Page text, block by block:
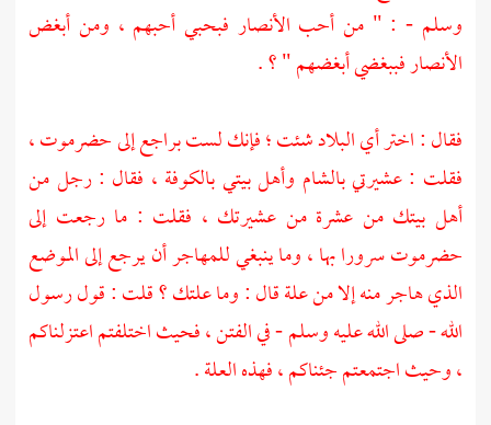
وسلم - : " من أحب الأنصار فبحبي أحبهم ، ومن أبغض
الأنصارفببغضي أبغضهم " ؟ .
فقال : اختر أي البلاد شئت ؛ فإنك لست براجع إلىحضرموت،
فقلت : عشيرتيبالشام وأهل بيتيبالكوفة ، فقال : رجل من
أهل بيتك من عشرة من عشيرتك ، فقلت : ما رجعت إلى
حضرموتسرورا بها ، وما ينبغي للمهاجر أن يرجع إلى الموضع
الذي هاجر منه إلا من علة قال : وما علتك ؟ قلت : قول رسول
الله - صلى الله عليه وسلم - في الفتن ، فحيث اختلفتم اعتزلناكم
، وحيث اجتمعتم جئناكم ، فهذه العلة .